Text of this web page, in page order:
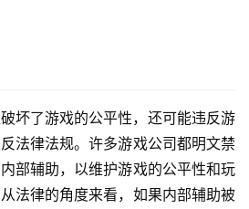
坏了游戏的公平性，还可能违反游
法律法规。许多游戏公司都明文禁
部辅助，以维护游戏的公平性和玩
法律的角度来看，如果内部辅助被